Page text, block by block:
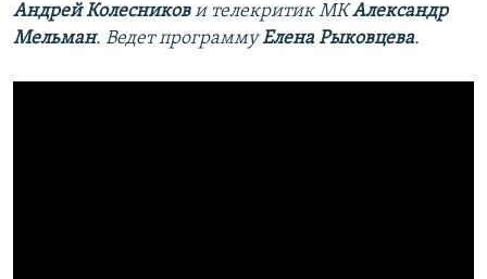
Андрей Колесникови телекритик МКАлександр
Мельман. Ведет программуЕлена Рыковцева.